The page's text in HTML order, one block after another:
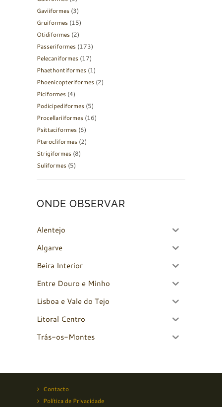
Gaviiformes (3)
Gruiformes (15)
Otidiformes (2)
Passeriformes (173)
Pelecaniformes (17)
Phaethontiformes (1)
Phoenicopteriformes (2)
Piciformes (4)
Podicipediformes (5)
Procellariiformes (16)
Psittaciformes (6)
Pterocliformes (2)
Strigiformes (8)
Suliformes (5)
ONDE OBSERVAR
Alentejo
Algarve
Beira Interior
Entre Douro e Minho
Lisboa e Vale do Tejo
Litoral Centro
Trás-os-Montes
Contacto
Política de Privacidade